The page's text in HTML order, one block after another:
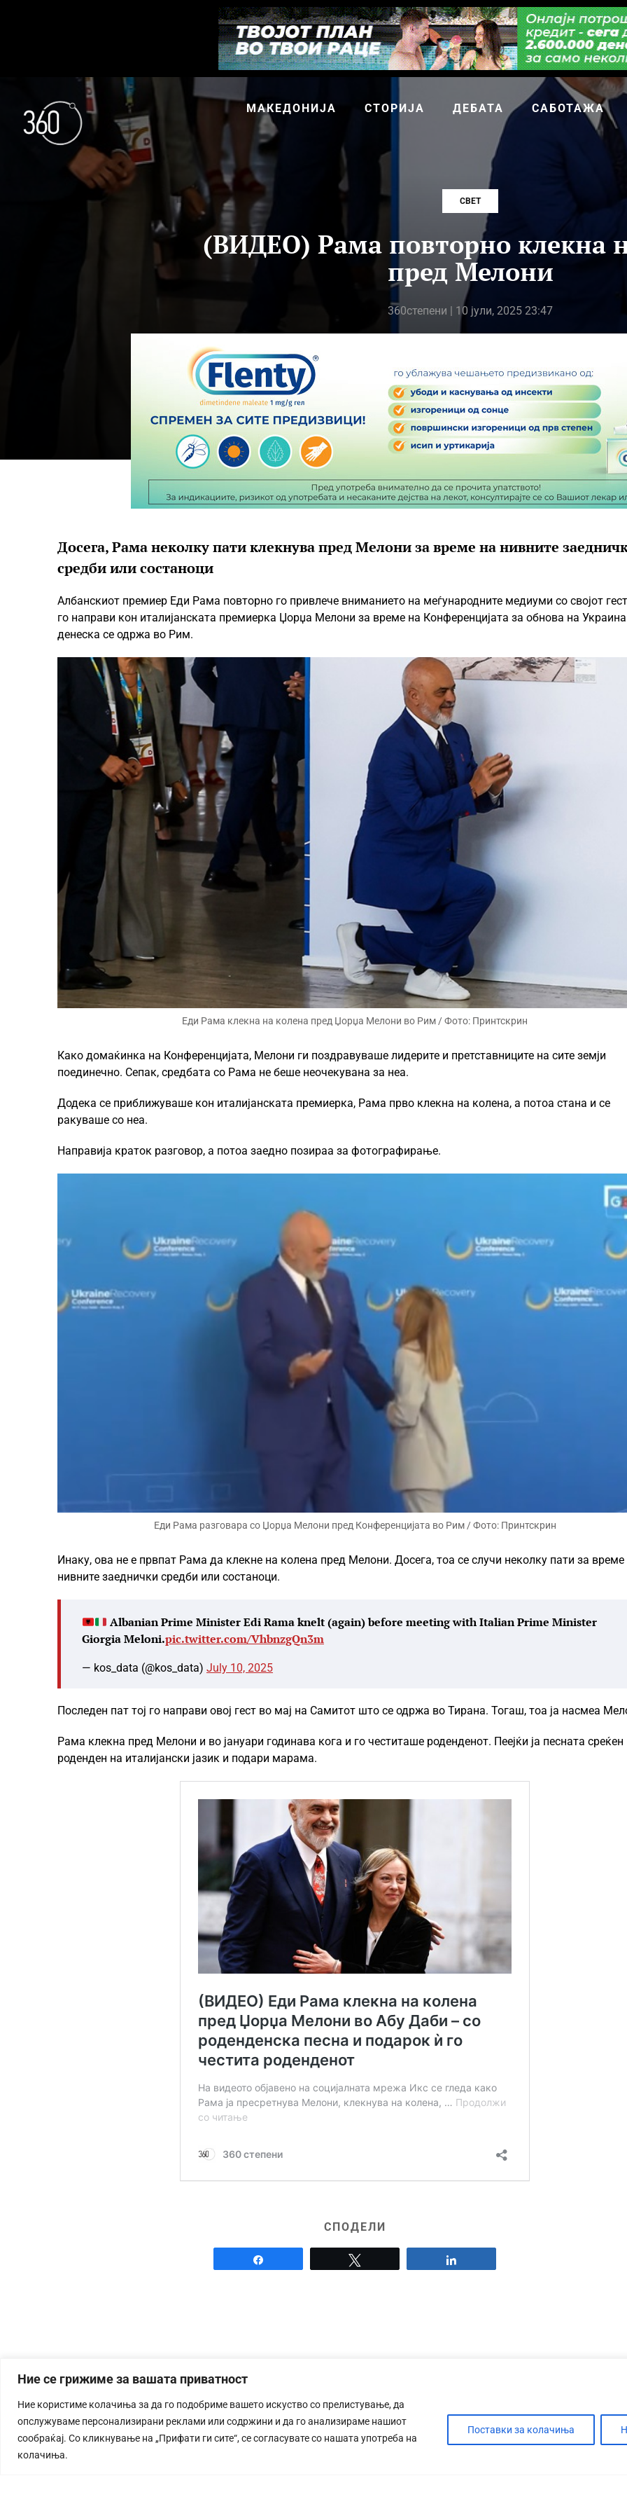
Ние се грижиме за вашата приватност
Ние користиме колачиња за да го подобриме вашето искуство со прелистување, да
опслужуваме персонализирани реклами или содржини и да го анализираме нашиот
сообраќај. Со кликнување на „Прифати ги сите“, се согласувате со нашата употреба на
колачиња.
Поставки за колачиња
МАКЕДОНИЈА СТОРИЈА ДЕБАТА САБОТАЖА
СВЕТ
(ВИДЕО) Рама повторно клекна
пред Мелони
360степени | 10 јули, 2025 23:47
Досега, Рама неколку пати клекнува пред Мелони за време на нивните
средби или состаноци
Албанскиот премиер Еди Рама повторно го привлече вниманието на меѓународните медиуми со својот
го направи кон италијанската премиерка Џорџа Мелони за време на Конференцијата за обнова на
денеска се одржа во Рим.
Еди Рама клекна на колена пред Џорџа Мелони во Рим / Фото: Принтскрин
Како домаќинка на Конференцијата, Мелони ги поздравуваше лидерите и претставниците на сите земји
поединечно. Сепак, средбата со Рама не беше неочекувана за неа.
Додека се приближуваше кон италијанската премиерка, Рама прво клекна на колена, а потоа стана и се
ракуваше со неа.
Направија краток разговор, а потоа заедно позираа за фотографирање.
Еди Рама разговара со Џорџа Мелони пред Конференцијата во Рим / Фото: Принтскрин
Инаку, ова не е првпат Рама да клекне на колена пред Мелони. Досега, тоа се случи неколку пати за време
нивните заеднички средби или состаноци.
Albanian Prime Minister Edi Rama knelt (again) before meeting with Italian Prime Minister
Giorgia Meloni.pic.twitter.com/VhbnzgQn3m
— kos_data (@kos_data) July 10, 2025
Последен пат тој го направи овој гест во мај на Самитот што се одржа во Тирана. Тогаш, тоа ја насмеа
Рама клекна пред Мелони и во јануари годинава кога и го честиташе роденденот. Пеејќи ја песната среќен
роденден на италијански јазик и подари марама.
СПОДЕЛИ